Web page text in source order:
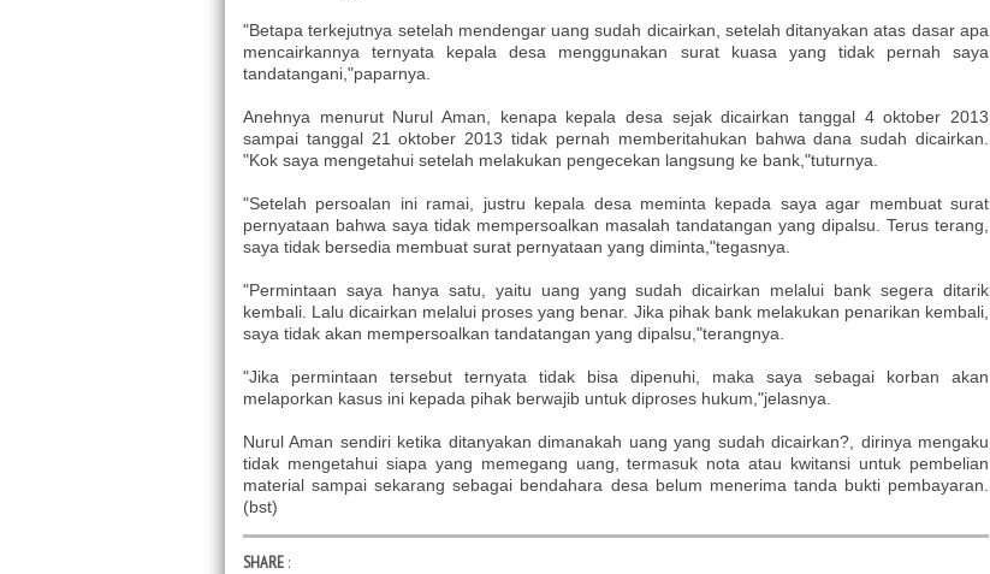
"Betapa terkejutnya setelah mendengar uang sudah dicairkan, setelah ditanyakan atas dasar apa
mencairkannya ternyata kepala desa menggunakan surat kuasa yang tidak pernah saya
tandatangani,"paparnya.
Anehnya menurut Nurul Aman, kenapa kepala desa sejak dicairkan tanggal 4 oktober 2013
sampai tanggal 21 oktober 2013 tidak pernah memberitahukan bahwa dana sudah dicairkan.
"Kok saya mengetahui setelah melakukan pengecekan langsung ke bank,"tuturnya.
"Setelah persoalan ini ramai, justru kepala desa meminta kepada saya agar membuat surat
pernyataan bahwa saya tidak mempersoalkan masalah tandatangan yang dipalsu. Terus terang,
saya tidak bersedia membuat surat pernyataan yang diminta,"tegasnya.
"Permintaan saya hanya satu, yaitu uang yang sudah dicairkan melalui bank segera ditarik
kembali. Lalu dicairkan melalui proses yang benar. Jika pihak bank melakukan penarikan kembali,
saya tidak akan mempersoalkan tandatangan yang dipalsu,"terangnya.
"Jika permintaan tersebut ternyata tidak bisa dipenuhi, maka saya sebagai korban akan
melaporkan kasus ini kepada pihak berwajib untuk diproses hukum,"jelasnya.
Nurul Aman sendiri ketika ditanyakan dimanakah uang yang sudah dicairkan?, dirinya mengaku
tidak mengetahui siapa yang memegang uang, termasuk nota atau kwitansi untuk pembelian
material sampai sekarang sebagai bendahara desa belum menerima tanda bukti pembayaran.
(bst)
SHARE :